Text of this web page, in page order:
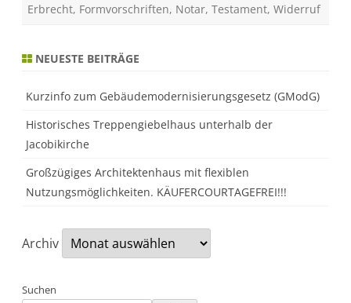
:
S
i
i
s
e
s
s
e
Erbrecht, Formvorschriften, Notar, Testament, Widerruf
NEUESTE BEITRÄGE
Kurzinfo zum Gebäudemodernisierungsgesetz (GModG)
Historisches Treppengiebelhaus unterhalb der
Jacobikirche
Großzügiges Architektenhaus mit flexiblen
Nutzungsmöglichkeiten. KÄUFERCOURTAGEFREI!!!
Archiv
Suchen